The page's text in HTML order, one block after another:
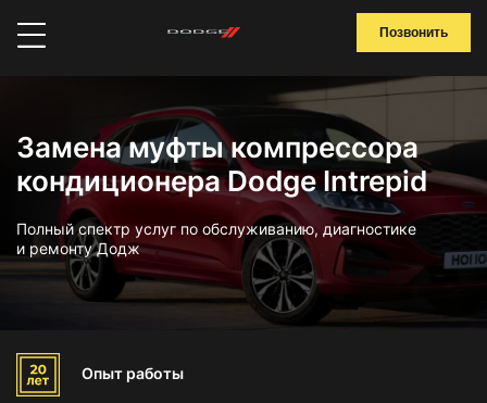
Позвонить
Замена муфты компрессора
кондиционера Dodge Intrepid
Полный спектр услуг по обслуживанию, диагностике
и ремонту Додж
Опыт работы